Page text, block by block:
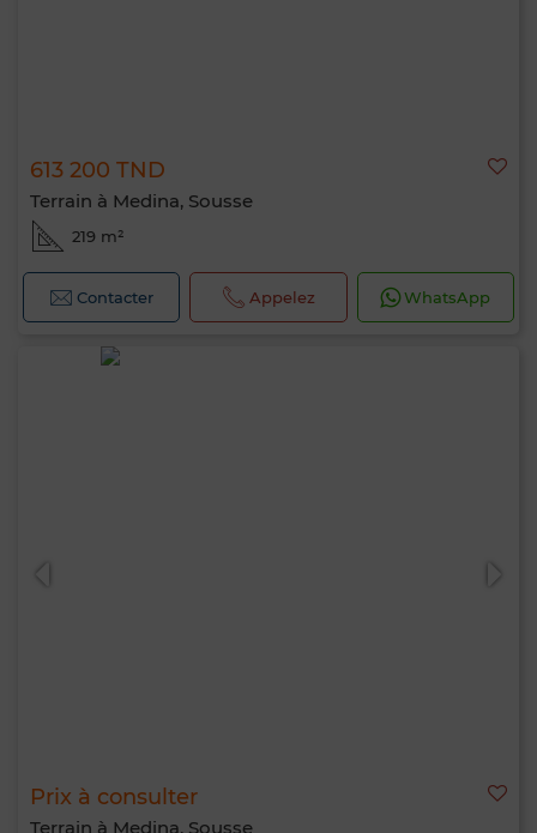
613 200 TND
Terrain à Medina, Sousse
219 m²
Contacter Appelez WhatsApp
Prix à consulter
Terrain à Medina, Sousse